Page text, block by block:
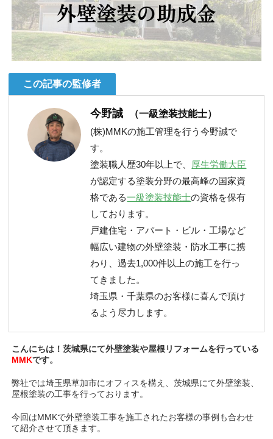
この記事の監修者
今野誠
（一級塗装技能士）
(株)MMKの施工管理を行う今野誠で
す。
塗装職人歴30年以上で、 厚生労働大臣
が認定する塗装分野の最高峰の国家資
格である一級塗装技能士の資格を保有
しております。
戸建住宅・アパート・ビル・工場など
幅広い建物の外壁塗装・防水工事に携
わり、過去1,000件以上の施工を行っ
てきました。
埼玉県・千葉県のお客様に喜んで頂け
るよう尽力します。
こんにちは！茨城県にて外壁塗装や屋根リフォームを行っている
MMKです。
弊社では埼玉県草加市にオフィスを構え、茨城県にて外壁塗装、
屋根塗装の工事を行っております。
今回はMMKで外壁塗装工事を施工されたお客様の事例も合わせ
て紹介させて頂きます。